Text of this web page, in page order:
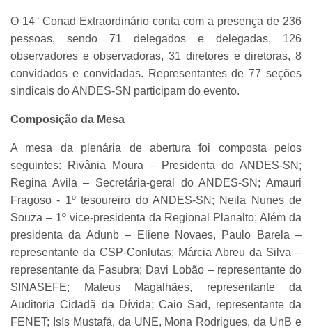
O 14° Conad Extraordinário conta com a presença de 236
pessoas, sendo 71 delegados e delegadas, 126
observadores e observadoras, 31 diretores e diretoras, 8
convidados e convidadas. Representantes de 77 seções
sindicais do ANDES-SN participam do evento.
Composição da Mesa
A mesa da plenária de abertura foi composta pelos
seguintes: Rivânia Moura – Presidenta do ANDES-SN;
Regina Avila – Secretária-geral do ANDES-SN; Amauri
Fragoso - 1º tesoureiro do ANDES-SN; Neila Nunes de
Souza – 1º vice-presidenta da Regional Planalto; Além da
presidenta da Adunb – Eliene Novaes, Paulo Barela –
representante da CSP-Conlutas; Márcia Abreu da Silva –
representante da Fasubra; Davi Lobão – representante do
SINASEFE; Mateus Magalhães, representante da
Auditoria Cidadã da Dívida; Caio Sad, representante da
FENET; Isís Mustafá, da UNE, Mona Rodrigues, da UnB e